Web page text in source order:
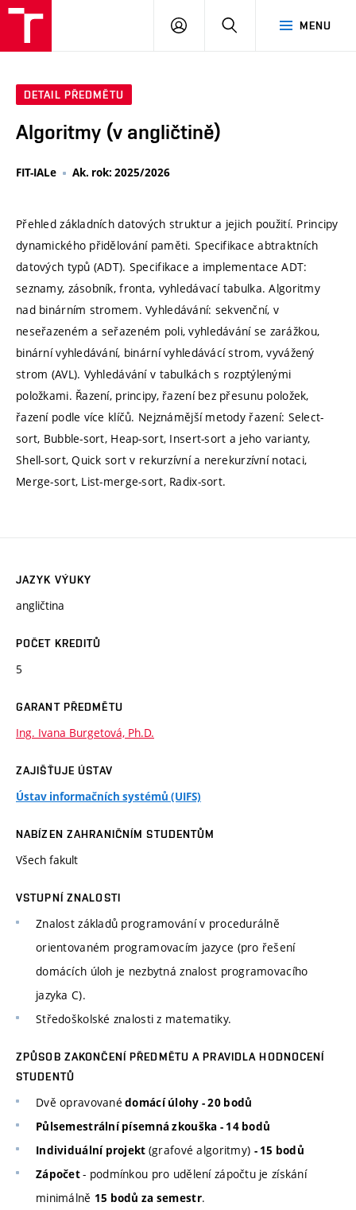
MENU
PŘIHLÁSIT
DETAIL PŘEDMĚTU
Algoritmy (v angličtině)
FIT-IALe Ak. rok: 2025/2026
Přehled základních datových struktur a jejich použití. Principy
dynamického přidělování paměti. Specifikace abtraktních
datových typů (ADT). Specifikace a implementace ADT:
seznamy, zásobník, fronta, vyhledávací tabulka. Algoritmy
nad binárním stromem. Vyhledávání: sekvenční, v
neseřazeném a seřazeném poli, vyhledávání se zarážkou,
binární vyhledávání, binární vyhledávácí strom, vyvážený
strom (AVL). Vyhledávání v tabulkách s rozptýlenými
položkami. Řazení, principy, řazení bez přesunu položek,
řazení podle více klíčů. Nejznámější metody řazení: Select-
sort, Bubble-sort, Heap-sort, Insert-sort a jeho varianty,
Shell-sort, Quick sort v rekurzívní a nerekurzívní notaci,
Merge-sort, List-merge-sort, Radix-sort.
JAZYK VÝUKY
angličtina
POČET KREDITŮ
5
GARANT PŘEDMĚTU
Ing. Ivana Burgetová, Ph.D.
ZAJIŠŤUJE ÚSTAV
Ústav informačních systémů (UIFS)
NABÍZEN ZAHRANIČNÍM STUDENTŮM
Všech fakult
VSTUPNÍ ZNALOSTI
Znalost základů programování v procedurálně
orientovaném programovacím jazyce (pro řešení
domácích úloh je nezbytná znalost programovacího
jazyka C).
Středoškolské znalosti z matematiky.
ZPŮSOB ZAKONČENÍ PŘEDMĚTU A PRAVIDLA HODNOCENÍ
STUDENTŮ
Dvě opravované domácí úlohy - 20 bodů
Půlsemestrální písemná zkouška - 14 bodů
Individuální projekt (grafové algoritmy) - 15 bodů
Zápočet- podmínkou pro udělení zápočtu je získání
minimálně 15 bodů za semestr.